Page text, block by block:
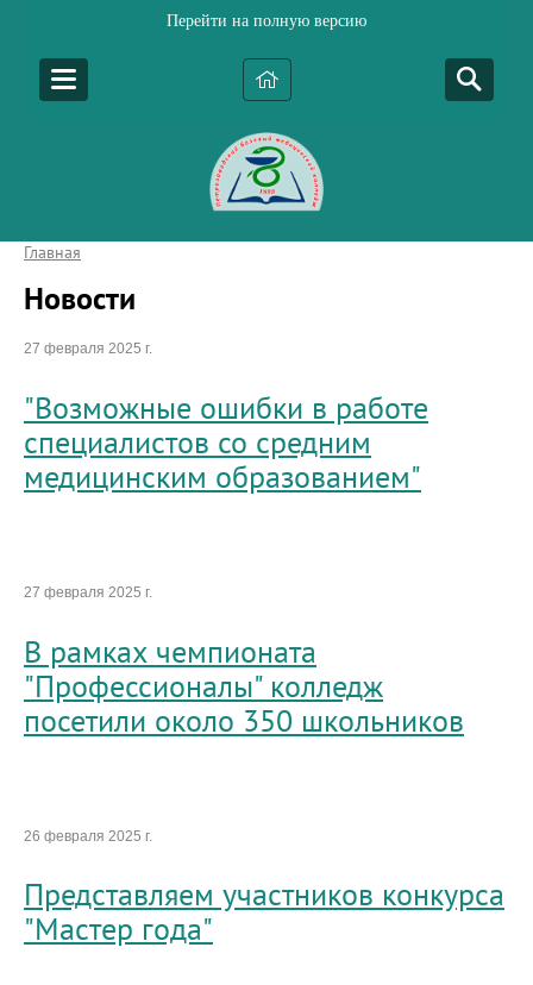
Перейти на полную версию
Главная
Новости
27 февраля 2025 г.
"Возможные ошибки в работе
специалистов со средним
медицинским образованием"
27 февраля 2025 г.
В рамках чемпионата
"Профессионалы" колледж
посетили около 350 школьников
26 февраля 2025 г.
Представляем участников конкурса
"Мастер года"